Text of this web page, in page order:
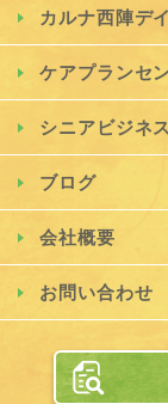
カルナ西陣デ
ケアプランセ
シニアビジネス
ブログ
会社概要
お問い合わせ